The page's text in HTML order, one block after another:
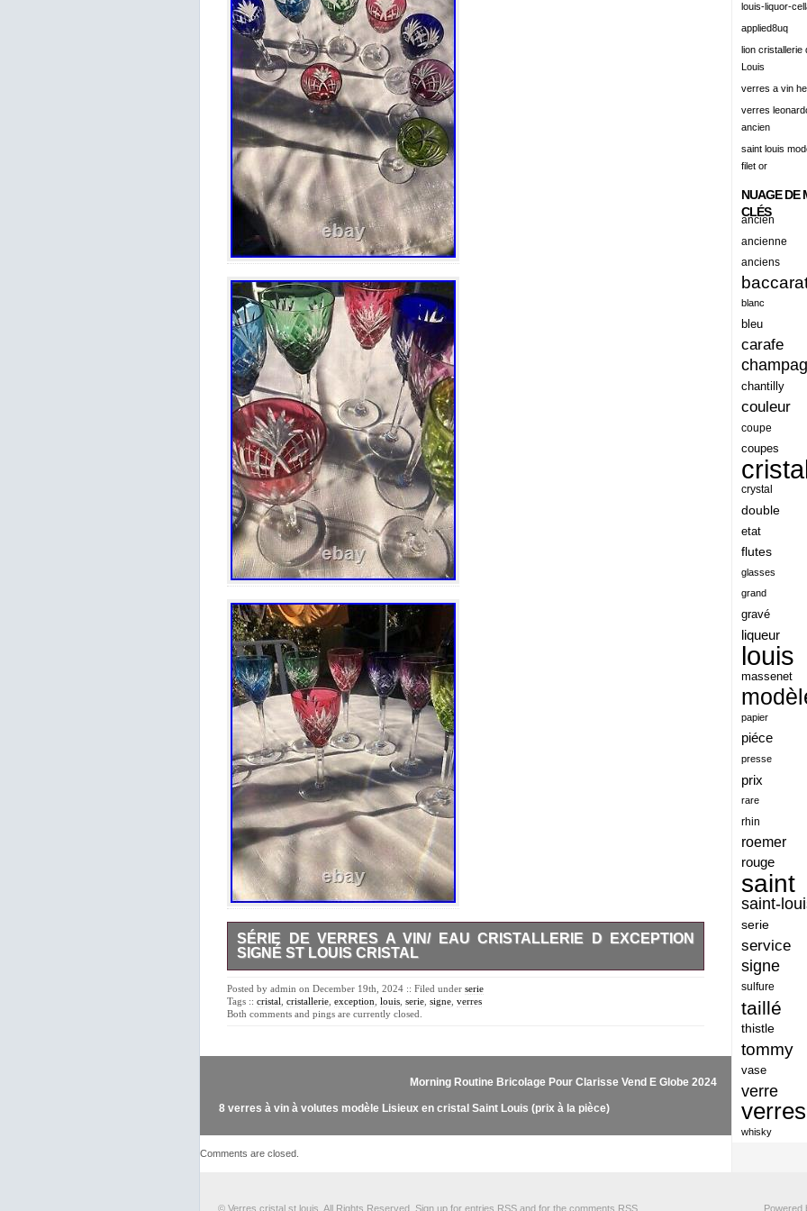
SÉRIE DE VERRES A VIN/ EAU CRISTALLERIE D EXCEPTION
SIGNÉ ST LOUIS CRISTAL
21,5 cm et un 21,5cm. Le petit rouge rose. État de conservation très bon.
Posted by admin on December 19th, 2024 :: Filed under serie
Tags :: cristal cristallerie exception louis serie signe verres
Both comments and pings are currently closed.
Morning Routine Bricolage Pour Clarisse Vend E Globe 2024
8 verres à vin à volutes modèle Lisieux en cristal Saint Louis (prix à la pièce)
Comments are closed.
alisation
amazing
america
amiante
ancien
ancienes
ancienne
anciennes
anciens
ancient
anecdotes
angeles
angoul
animaux
antique
antiquite
apollo
applaudis
arch
architecture
ariel
armonica
arta
artisanat
arts
assiette
assiettes
atelier
atsunobu
authentique
aventures
baccarat
louis-liquor-
applied8uq
lion cristallerie
Louis
verres a vin
verres
ancien
saint louis
filet or
NUAGE DE
CLÉS
ancien
ancienne
anciens
blanc
bleu
carafe
chantilly
couleur
coupe
coupes
crystal
double
etat
flutes
glasses
grand
gravé
liqueur
louis
massenet
papier
piéce
presse
prix
rare
rhin
roemer
rouge
saint
saint-
serie
service
signe
sulfure
taillé
thistle
tommy
vase
verre
verres
whisky
© Verres cristal st louis. All Rights Reserved. Sign up for entries RSS and for the comments RSS Powered